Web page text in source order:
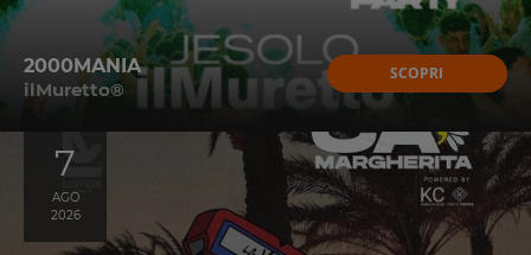
2000MANIA
ilMuretto®
SCOPRI
7
AGO
2026